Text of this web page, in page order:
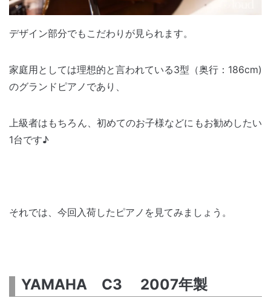
デザイン部分でもこだわりが見られます。
家庭用としては理想的と言われている3型（奥行：186cm)
のグランドピアノであり、
上級者はもちろん、初めてのお子様などにもお勧めしたい
1台です♪
それでは、今回入荷したピアノを見てみましょう。
YAMAHA C3 2007年製